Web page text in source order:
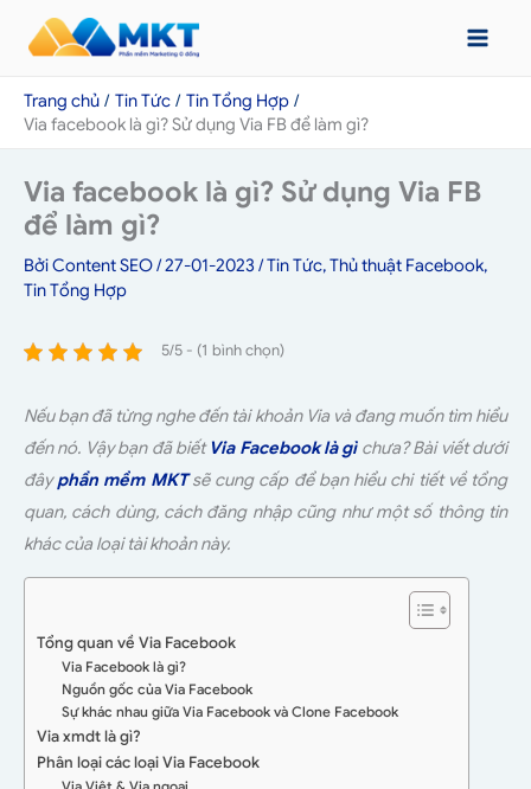
dungTrang chủ Tin Tức
Tin Tổng Hợp
Via facebook là gì? Sử dụng Via FB để làm gì?
Via facebook là gì? Sử dụng Via FB
để làm gì?
BởiContent SEO/27-01-2023 /Tin Tức,Thủ thuật Facebook,
Tin Tổng Hợp
5/5 - (1 bình chọn)
Nếu bạn đã từng nghe đến tài khoản Via và đang muốn tìm hiểu
đến nó. Vậy bạn đã biết Via Facebook là gìchưa? Bài viết dưới
đâyphần mềm MKTsẽ cung cấp để bạn hiểu chi tiết về tổng
quan, cách dùng, cách đăng nhập cũng như một số thông tin
khác của loại tài khoản này.
Tổng quan về Via Facebook
Via Facebook là gì?
Nguồn gốc của Via Facebook
Sự khác nhau giữa Via Facebook và Clone Facebook
Via xmdt là gì?
Phân loại các loại Via Facebook